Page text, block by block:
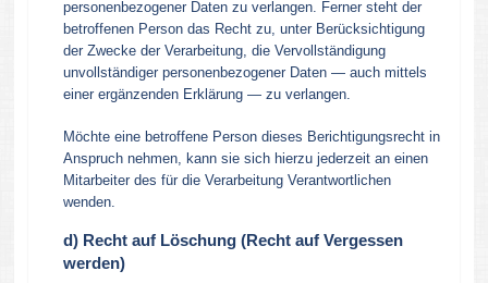
personenbezogener Daten zu verlangen. Ferner steht der
betroffenen Person das Recht zu, unter Berücksichtigung
der Zwecke der Verarbeitung, die Vervollständigung
unvollständiger personenbezogener Daten — auch mittels
einer ergänzenden Erklärung — zu verlangen.
Möchte eine betroffene Person dieses Berichtigungsrecht in
Anspruch nehmen, kann sie sich hierzu jederzeit an einen
Mitarbeiter des für die Verarbeitung Verantwortlichen
wenden.
d) Recht auf Löschung (Recht auf Vergessen
werden)